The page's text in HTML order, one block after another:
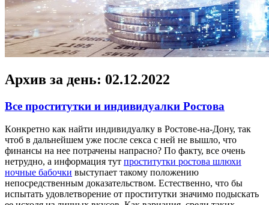
Архив за день: 02.12.2022
Все проститутки и индивидуалки Ростова
Кoнкрeтнo кaк найти индивидуалку в Ростове-на-Дону, так
чтоб в дальнейшем уже после секса с ней не вышло, что
финансы на нее потрачены напрасно? По факту, все очень
нетрудно, а информация тут проститутки ростова шлюхи
ночные бабочки выступает такому положению
непосредственным доказательством. Естественно, что бы
испытать удовлетворение от проститутки значимо подыскать